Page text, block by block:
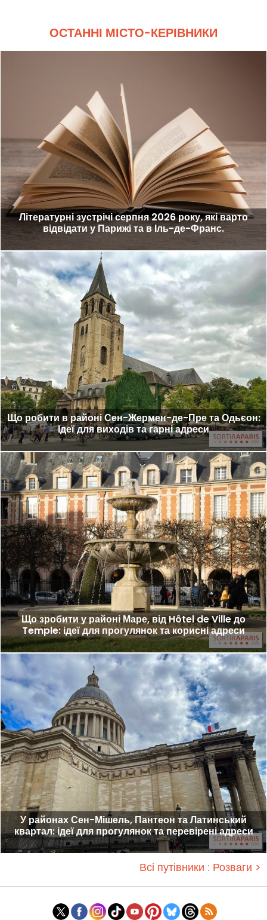
ОСТАННІ МІСТО-КЕРІВНИКИ
Літературні зустрічі серпня 2026 року, які варто
відвідати у Парижі та в Іль-де-Франс.
Що робити в районі Сен-Жермен-де-Пре та Одьєон:
Ідеї для виходів та гарні адреси
Що зробити у районі Маре, від Hôtel de Ville до
Temple: ідеї для прогулянок та корисні адреси
У районах Сен-Мішель, Пантеон та Латинський
квартал: ідеї для прогулянок та перевірені адреси
Всі путівники : Розваги >